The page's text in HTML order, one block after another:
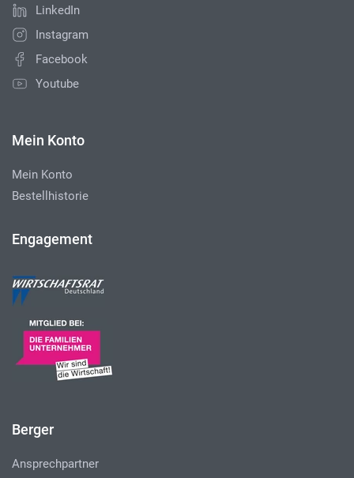
LinkedIn
Instagram
Facebook
Youtube
Mein Konto
Mein Konto
Bestellhistorie
Engagement
Berger
Ansprechpartner